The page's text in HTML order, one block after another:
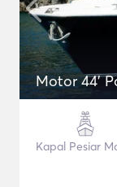
Motor 44'
Kapal Pesiar